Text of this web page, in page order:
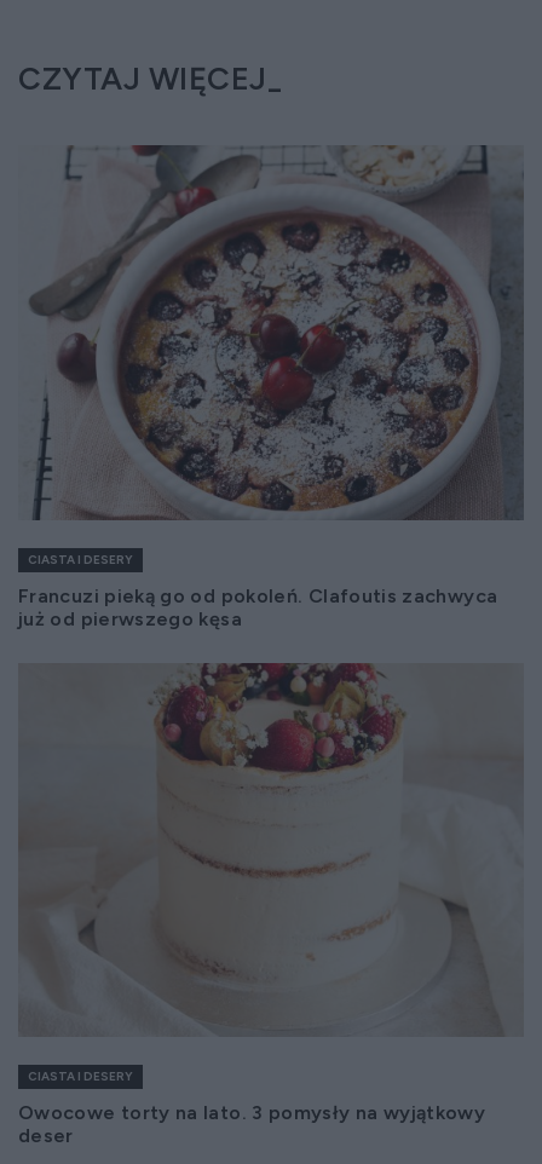
CZYTAJ WIĘCEJ
CIASTA I DESERY
Francuzi pieką go od pokoleń. Clafoutis zachwyca
już od pierwszego kęsa
CIASTA I DESERY
Owocowe torty na lato. 3 pomysły na wyjątkowy
deser